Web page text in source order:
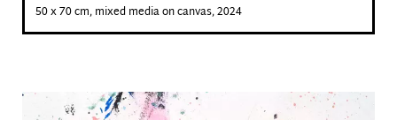
50 x 70 cm, mixed media on canvas, 2024